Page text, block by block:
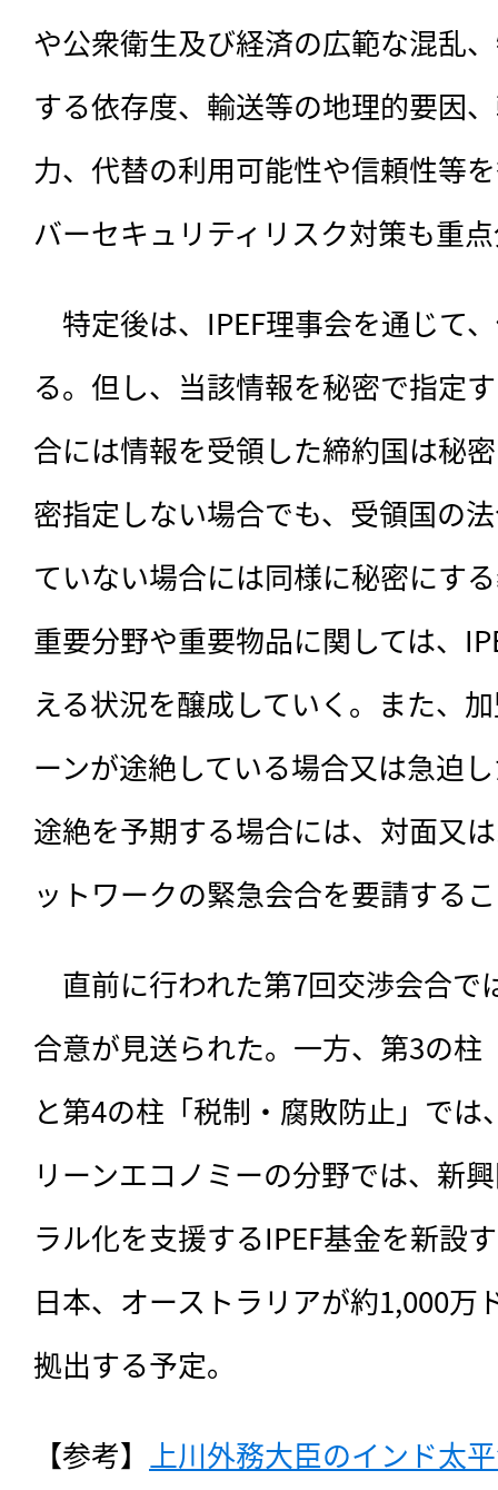
や公衆衛生及び経済の広範な混乱
する依存度、輸送等の地理的要因
力、代替の利用可能性や信頼性等
バーセキュリティリスク対策も重
特定後は、IPEF理事会を通じて
る。但し、当該情報を秘密で指定
合には情報を受領した締約国は秘
密指定しない場合でも、受領国の
ていない場合には同様に秘密にす
重要分野や重要物品に関しては、
える状況を醸成していく。また、
ーンが途絶している場合又は急迫
途絶を予期する場合には、対面又
ットワークの緊急会合を要請する
直前に行われた第7回交渉会合で
合意が見送られた。一方、第3の柱
と第4の柱「税制・腐敗防止」で
リーンエコノミーの分野では、新
ラル化を支援するIPEF基金を新設
日本、オーストラリアが約1,000万
拠出する予定。
【参考】
上川外務大臣のインド太